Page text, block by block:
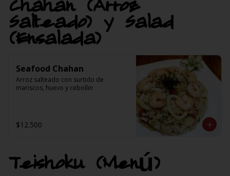
Salteado) y Salad
(Ensalada)
Seafood Chahan
Arroz salteado con surtido de
mariscos, huevo y cebollin
$12.500
Teishoku (Menú)